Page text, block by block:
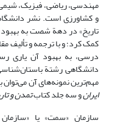
مهندسی، ریاضی، فیزیک،
و کشاورزی است. نشر
تاریخ» در دهة شصت به
کمک کرد؛ و با ترجمه و تألیف
درسی، به بهبود آن یاری
دانشگاهی رشتة
مهم‌ترین نمونه‌های آن می‌توان
ایرانو سه جلد کتابتمدن و
سازمان «سمت» یا